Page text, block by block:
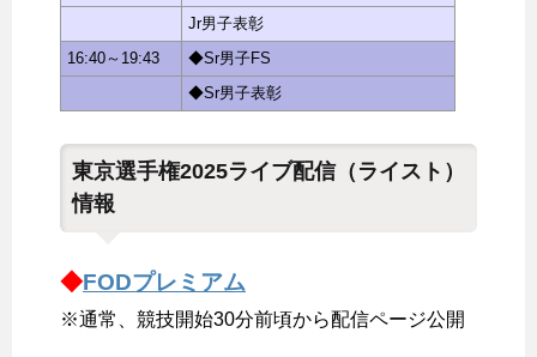
Jr男子表彰
16:40～19:43
◆Sr男子FS
◆Sr男子表彰
東京選手権2025ライブ配信（ライスト）
情報
◆FODプレミアム
※通常、競技開始30分前頃から配信ページ公開